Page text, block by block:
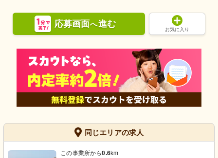
応募画面へ進む
お気に入り
同じエリアの求人
この事業所から0.6km